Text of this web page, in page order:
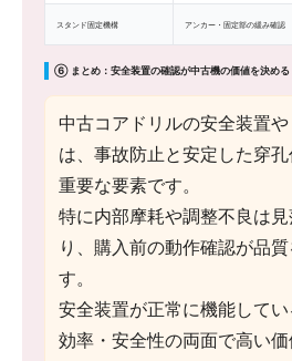
スタンド固定機構 アンカー・固定部の緩み確認
⑥ まとめ：安全装置の確認が中古機の価値を決める
中古コアドリルの安全装置
は、事故防止と安定した穿
重要な要素です。
特に内部摩耗や調整不良は
り、購入前の動作確認が品
す。
安全装置が正常に機能して
効率・安全性の両面で高い